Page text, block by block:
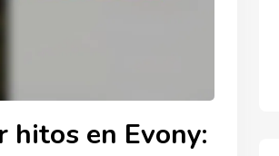
hitos en Evony: